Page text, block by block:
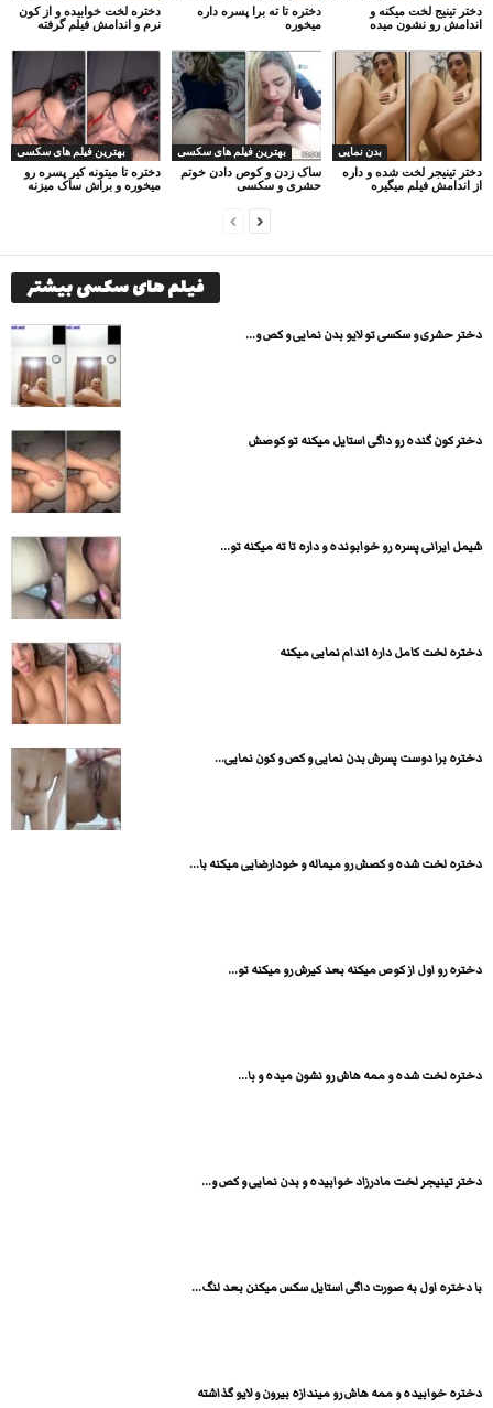
دختره لخت خوابیده و از کون
نرم و اندامش فیلم گرفته
دختره تا ته برا پسره داره
میخوره
دختر تینیج لخت میکنه و
اندامش رو نشون میده
بهترین فیلم های سکسی
دختره تا میتونه کیر پسره رو
میخوره و براش ساک میزنه
بهترین فیلم های سکسی
ساک زدن و کوص دادن خوتم
حشری و سکسی
بدن نمایی
دختر تینیجر لخت شده و داره
از اندامش فیلم میگیره
فیلم های سکسی بیشتر
دختر حشری و سکسی تو لایو بدن نمایی و کص و...
دختر کون گنده رو داگی استایل میکنه تو کوصش
شیمل ایرانی پسره رو خوابونده و داره تا ته میکنه تو...
دختره لخت کامل داره اندام نمایی میکنه
دختره برا دوست پسرش بدن نمایی و کص و کون نمایی...
دختره لخت شده و کصش رو میماله و خودارضایی میکنه با...
دختره رو اول از کوص میکنه بعد کیرش رو میکنه تو...
دختره لخت شده و ممه هاش رو نشون میده و با...
دختر تینیجر لخت مادرزاد خوابیده و بدن نمایی و کص و...
با دختره اول به صورت داگی استایل سکس میکنن بعد لنگ...
دختره خوابیده و ممه هاش رو میندازه بیرون و لایو گذاشته